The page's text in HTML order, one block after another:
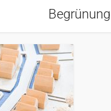
Begrünung